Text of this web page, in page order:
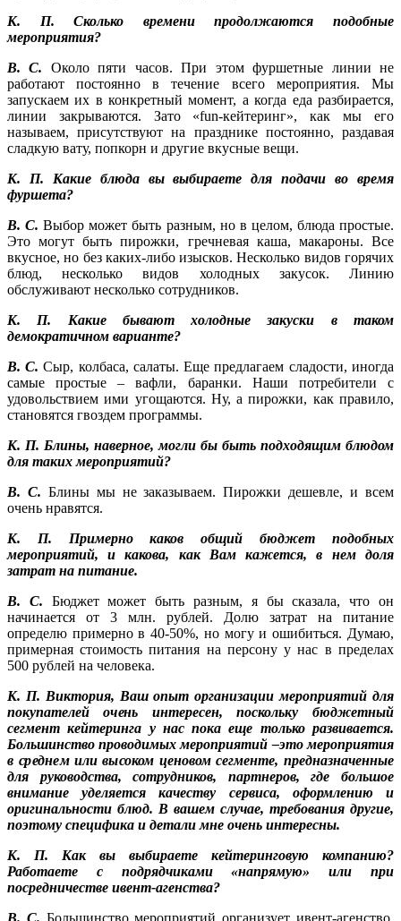
К. П. Сколько времени продолжаются подобные
мероприятия?
В. С. Около пяти часов. При этом фуршетные линии не
работают постоянно в течение всего мероприятия. Мы
запускаем их в конкретный момент, а когда еда разбирается,
линии закрываются. Зато «fun-кейтеринг», как мы его
называем, присутствуют на празднике постоянно, раздавая
сладкую вату, попкорн и другие вкусные вещи.
К. П. Какие блюда вы выбираете для подачи во время
фуршета?
В. С. Выбор может быть разным, но в целом, блюда простые.
Это могут быть пирожки, гречневая каша, макароны. Все
вкусное, но без каких-либо изысков. Несколько видов горячих
блюд, несколько видов холодных закусок. Линию
обслуживают несколько сотрудников.
К. П. Какие бывают холодные закуски в таком
демократичном варианте?
В. С. Сыр, колбаса, салаты. Еще предлагаем сладости, иногда
самые простые – вафли, баранки. Наши потребители с
удовольствием ими угощаются. Ну, а пирожки, как правило,
становятся гвоздем программы.
К. П. Блины, наверное, могли бы быть подходящим блюдом
для таких мероприятий?
В. С. Блины мы не заказываем. Пирожки дешевле, и всем
очень нравятся.
К. П. Примерно каков общий бюджет подобных
мероприятий, и какова, как Вам кажется, в нем доля
затрат на питание.
В. С. Бюджет может быть разным, я бы сказала, что он
начинается от 3 млн. рублей. Долю затрат на питание
определю примерно в 40-50%, но могу и ошибиться. Думаю,
примерная стоимость питания на персону у нас в пределах
500 рублей на человека.
К. П. Виктория, Ваш опыт организации мероприятий для
покупателей очень интересен, поскольку бюджетный
сегмент кейтеринга у нас пока еще только развивается.
Большинство проводимых мероприятий –это мероприятия
в среднем или высоком ценовом сегменте, предназначенные
для руководства, сотрудников, партнеров, где большое
внимание уделяется качеству сервиса, оформлению и
оригинальности блюд. В вашем случае, требования другие,
поэтому специфика и детали мне очень интересны.
К. П. Как вы выбираете кейтеринговую компанию?
Работаете с подрядчиками «напрямую» или при
посредничестве ивент-агенства?